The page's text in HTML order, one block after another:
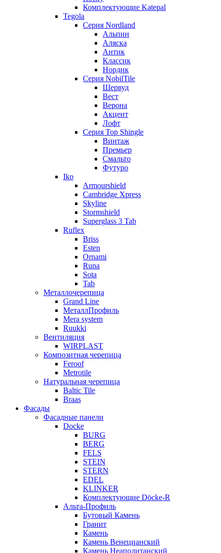
Комплектующие Katepal
Tegola
Серия Nordland
Альпин
Аляска
Антик
Классик
Нордик
Серия NobilTile
Шервуд
Вест
Верона
Акцент
Лофт
Серия Top Shingle
Винтаж
Премьер
Смальто
Футуро
Iko
Armourshield
Cambridge Xpress
Skyline
Stormshield
Superglass 3 Tab
Ruflex
Briss
Esten
Ornami
Runa
Sota
Tab
Металлочерепица
Grand Line
МеталлПрофиль
Mera system
Ruukki
Вентиляция
WIRPLAST
Композитная черепица
Feroof
Metrotile
Натуральная черепица
Baltic Tile
Braas
Фасады
Фасадные панели
Docke
BURG
BERG
FELS
STEIN
STERN
EDEL
KLINKER
Комплектующие Döcke-R
Альта-Профиль
Бутовый Камень
Гранит
Камень
Камень Венецианский
Камень Неаполитанский